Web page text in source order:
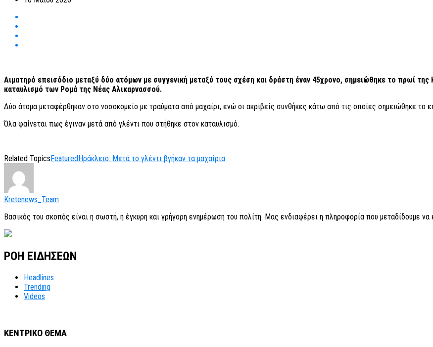
Αιματηρό επεισόδιο μεταξύ δύο ατόμων με συγγενική μεταξύ τους σχέση και δράστη έναν 45χρονο, σημειώθηκε το πρωί
καταυλισμό των Ρομά της Νέας Αλικαρνασσού.
Δύο άτομα μεταφέρθηκαν στο νοσοκομείο με τραύματα από μαχαίρι, ενώ οι ακριβείς συνθήκες κάτω από τις οποίες σημειώθηκε το
Όλα φαίνεται πως έγιναν μετά από γλέντι που στήθηκε στον καταυλισμό.
Related Topics Featured Ηράκλειο: Μετά το γλέντι βγήκαν τα μαχαίρια
Kretenews_Team
Βασικός του σκοπός είναι η σωστή, η έγκυρη και γρήγορη ενημέρωση του πολίτη. Μας ενδιαφέρει η πληροφορία που μεταδίδουμε
ΡΟΗ ΕΙΔΗΣΕΩΝ
Headlines
Trending
Videos
ΚΕΝΤΡΙΚΟ ΘΕΜΑ